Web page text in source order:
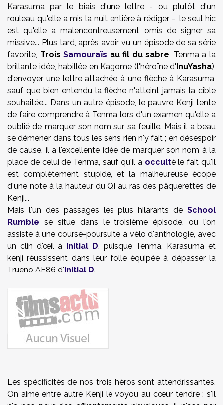
Karasuma par le biais d'une lettre - ou plutôt d'un
rouleau qu'elle a mis la nuit entière à rédiger -, le seul hic
est qu'elle a malencontreusement omis de signer sa
missive... Plus tard, après avoir vu un épisode de sa série
favorite, TroisSamouraïs au fil du sabre, Tenma a la
brillante idée, habillée en Kagome (l'héroïne d'InuYasha),
d'envoyer une lettre attachée à une flèche à Karasuma,
sauf que bien entendu la flèche n'atteint jamais la cible
souhaitée... Dans un autre épisode, le pauvre Kenji tente
de faire comprendre à Tenma lors d'un examen qu'elle a
oublié de marquer son nom sur sa feuille. Mais il a beau
se démener dans tous les sens rien n'y fait ; en désespoir
de cause, il a l'excellente idée de marquer son nom à la
place de celui de Tenma, sauf qu'il a occulté le fait qu'il
est complètement stupide, et la malheureuse écope
d'une note à la hauteur du QI au ras des pâquerettes de
Kenji...
Mais l'un des passages les plus hilarants de School
Rumble se situe dans le troisième épisode, où l'on
assiste à une course-poursuite à vélo d'anthologie, avec
un clin d'œil à Initial D, puisque Tenma, Karasuma et
kenji réussissent dans leur folle équipée à dépasser la
Trueno AE86 d'Initial D.
Les spécificités de nos trois héros sont attendrissantes.
On aime entre autre Kenji le voyou au cœur tendre : s'il